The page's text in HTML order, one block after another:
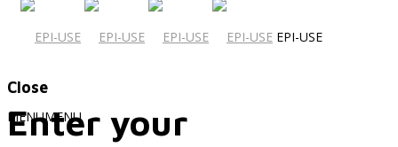
EPI-USE
MENUMENU
Close
Enter your